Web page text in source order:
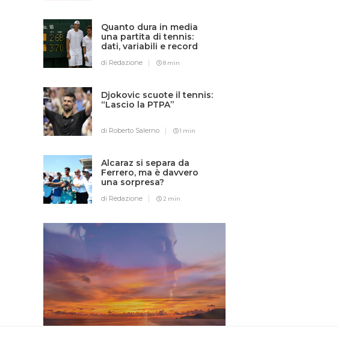
Quanto dura in media
una partita di tennis:
dati, variabili e record
di Redazione 8 min
Djokovic scuote il tennis:
“Lascio la PTPA”
di Roberto Salerno 1 min
Alcaraz si separa da
Ferrero, ma è davvero
una sorpresa?
di Redazione 2 min